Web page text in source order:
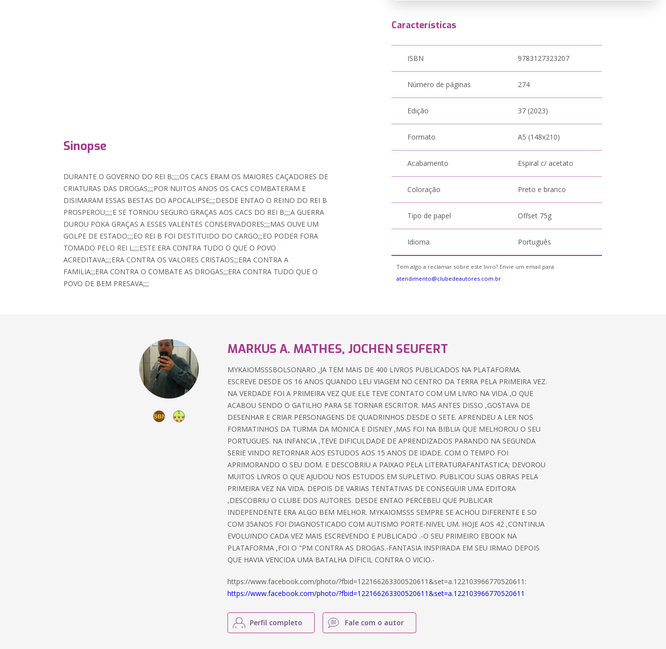
Sinopse
DURANTE O GOVERNO DO REI B;;;;;OS CACS ERAM OS MAIORES CAÇADORES DE
CRIATURAS DAS DROGAS;;;;POR NUITOS ANOS OS CACS COMBATERAM E
DISIMARAM ESSAS BESTAS DO APOCALIPSE;;;;DESDE ENTAO O REINO DO REI B
PROSPEROU;;;;;E SE TORNOU SEGURO GRAÇAS AOS CACS DO REI B;;;;A GUERRA
DUROU POKA GRAÇAS A ESSES VALENTES CONSERVADORES;;;;MAS OUVE UM
GOLPE DE ESTADO;;;;EO REI B FOI DESTITUIDO DO CARGO;;;EO PODER FORA
TOMADO PELO REI L;;;;ESTE ERA CONTRA TUDO O QUE O POVO
ACREDITAVA;;;;ERA CONTRA OS VALORES CRISTAOS;;;ERA CONTRA A
FAMILIA;;;ERA CONTRA O COMBATE AS DROGAS;;;ERA CONTRA TUDO QUE O
POVO DE BEM PRESAVA;;;;
Características
ISBN 9783127323207
Número de páginas 274
Edição 37 (2023)
Formato A5 (148x210)
Acabamento Espiral c/ acetato
Coloração Preto e branco
Tipo de papel Offset 75g
Idioma Português
Tem algo a reclamar sobre este livro? Envie um email para
atendimento@clubedeautores.com.br
MARKUS A. MATHES, JOCHEN SEUFERT
MYKAIOMSSSBOLSONARO ,JA TEM MAIS DE 400 LIVROS PUBLICADOS NA PLATAFORMA.
ESCREVE DESDE OS 16 ANOS QUANDO LEU VIAGEM NO CENTRO DA TERRA PELA PRIMEIRA VEZ.
NA VERDADE FOI A PRIMEIRA VEZ QUE ELE TEVE CONTATO COM UM LIVRO NA VIDA ,O QUE
ACABOU SENDO O GATILHO PARA SE TORNAR ESCRITOR. MAS ANTES DISSO ,GOSTAVA DE
DESENHAR E CRIAR PERSONAGENS DE QUADRINHOS DESDE O SETE. APRENDEU A LER NOS
FORMATINHOS DA TURMA DA MONICA E DISNEY ,MAS FOI NA BIBLIA QUE MELHOROU O SEU
PORTUGUES. NA INFANCIA ,TEVE DIFICULDADE DE APRENDIZADOS PARANDO NA SEGUNDA
SERIE VINDO RETORNAR AOS ESTUDOS AOS 15 ANOS DE IDADE. COM O TEMPO FOI
APRIMORANDO O SEU DOM. E DESCOBRIU A PAIXAO PELA LITERATURAFANTASTICA; DEVOROU
MUITOS LIVROS O QUE AJUDOU NOS ESTUDOS EM SUPLETIVO. PUBLICOU SUAS OBRAS PELA
PRIMEIRA VEZ NA VIDA. DEPOIS DE VARIAS TENTATIVAS DE CONSEGUIR UMA EDITORA
,DESCOBRIU O CLUBE DOS AUTORES. DESDE ENTAO PERCEBEU QUE PUBLICAR
INDEPENDENTE ERA ALGO BEM MELHOR. MYKAIOMSSS SEMPRE SE ACHOU DIFERENTE E SO
COM 35ANOS FOI DIAGNOSTICADO COM AUTISMO PORTE-NIVEL UM. HOJE AOS 42 ,CONTINUA
EVOLUINDO CADA VEZ MAIS ESCREVENDO E PUBLICADO .-O SEU PRIMEIRO EBOOK NA
PLATAFORMA ,FOI O "PM CONTRA AS DROGAS.-FANTASIA INSPIRADA EM SEU IRMAO DEPOIS
QUE HAVIA VENCIDA UMA BATALHA DIFICIL CONTRA O VICIO.-
https://www.facebook.com/photo/?fbid=122166263300520611&set=a.122103966770520611:
https://www.facebook.com/photo/?fbid=122166263300520611&set=a.122103966770520611
Perfil completo Fale com o autor